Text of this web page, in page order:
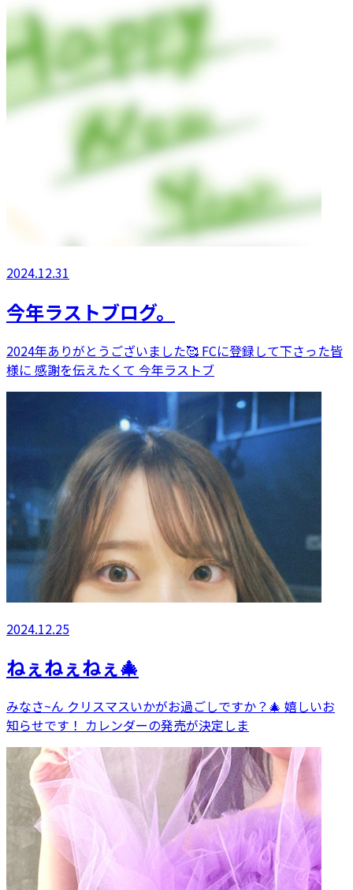
2024.12.31
今年ラストブログ。
2024年ありがとうございました🥰 FCに登録して下さった皆
様に 感謝を伝えたくて 今年ラストブ
2024.12.25
ねぇねぇねぇ🎄
みなさ~ん クリスマスいかがお過ごしですか？🎄 嬉しいお
知らせです！ カレンダーの発売が決定しま